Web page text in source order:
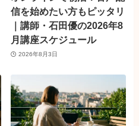
信を始めたい方もピッタリ
｜講師・石田優の2026年8
月講座スケジュール
2026年8月3日